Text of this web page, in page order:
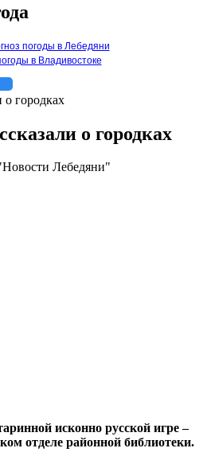
погоды в Лебедяни
в Владивостоке
о городках
Лебедяни"
исконно русской игре –
отделе районной библиотеки.